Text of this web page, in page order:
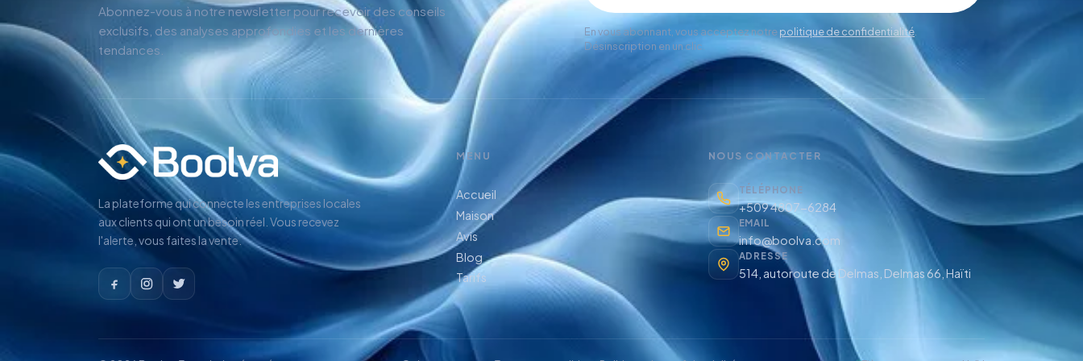
Abonnez-vous à notre newsletter pour recevoir des conseils
exclusifs, des analyses approfondies et les dernières
tendances.
En vous abonnant, vous acceptez notrepolitique de confidentialité
Désinscription en un clic.
La plateforme qui connecte les entreprises locales
aux clients qui ont un besoin réel. Vous recevez
l'alerte, vous faites la vente.
MENU
Accueil
Maison
Avis
Blog
Tarifs
NOUS CONTACTER
TÉLÉPHONE
+509 4807-6284
EMAIL
info@boolva.com
ADRESSE
514, autoroute de Delmas, Delmas 66, Haïti